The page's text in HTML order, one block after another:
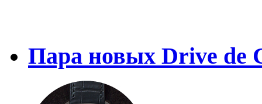
Пара новых Drive de